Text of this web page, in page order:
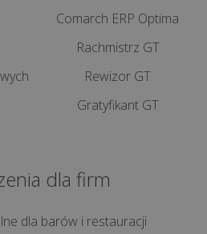
Comarch ERP Optima
Rachmistrz GT
Rewizor GT
Gratyfikant GT
dla firm
dla barów i restauracji